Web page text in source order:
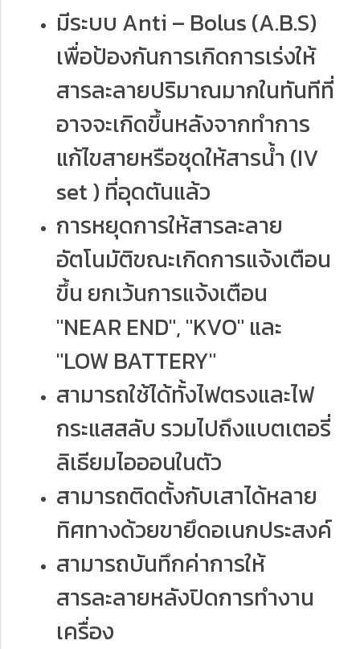
มีระบบ Anti – Bolus (A.B.S)
เพื่อป้องกันการเกิดการเร่งให้
สารละลายปริมาณมากในทันทีที่
อาจจะเกิดขึ้นหลังจากทำการ
แก้ไขสายหรือชุดให้สารน้ำ (IV
set ) ที่อุดตันแล้ว
การหยุดการให้สารละลาย
อัตโนมัติขณะเกิดการแจ้งเตือน
ขึ้น ยกเว้นการแจ้งเตือน
"NEAR END", "KVO" และ
"LOW BATTERY"
สามารถใช้ได้ทั้งไฟตรงและไฟ
กระแสสลับ รวมไปถึงแบตเตอรี่
ลิเธียมไอออนในตัว
สามารถติดตั้งกับเสาได้หลาย
ทิศทางด้วยขายึดอเนกประสงค์
สามารถบันทึกค่าการให้
สารละลายหลังปิดการทำงาน
เครื่อง